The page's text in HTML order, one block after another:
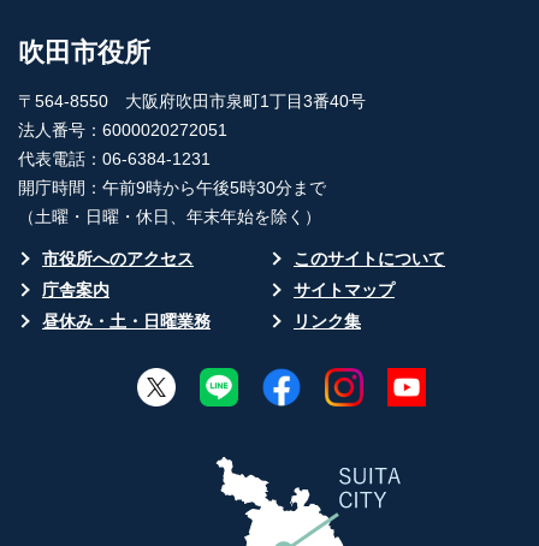
吹田市役所
〒564-8550 大阪府吹田市泉町1丁目3番40号
法人番号：6000020272051
代表電話：06-6384-1231
開庁時間：午前9時から午後5時30分まで
（土曜・日曜・休日、年末年始を除く）
市役所へのアクセス
このサイトについて
庁舎案内
サイトマップ
昼休み・土・日曜業務
リンク集